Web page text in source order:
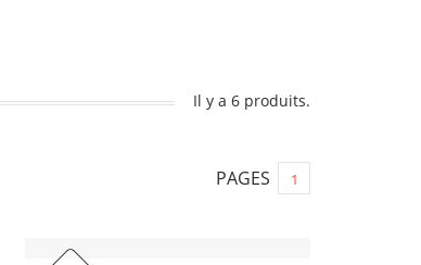
Il y a 6 produits.
PAGES 1